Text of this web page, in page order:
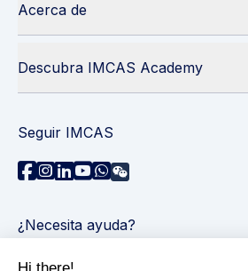
Acerca de
Descubra IMCAS Academy
Seguir IMCAS
¿Necesita ayuda?
Contáctenos